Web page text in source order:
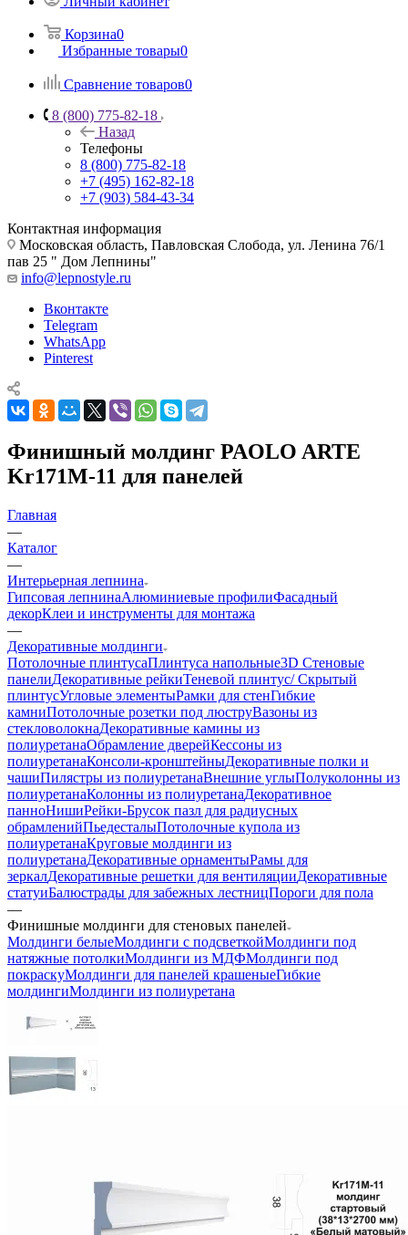
Корзина0
Избранные товары0
Сравнение товаров0
8 (800) 775-82-18
Назад
Телефоны
8 (800) 775-82-18
+7 (495) 162-82-18
+7 (903) 584-43-34
Контактная информация
Московская область, Павловская Слобода, ул. Ленина 76/1
пав 25 " Дом Лепнины"
info@lepnostyle.ru
Вконтакте
Telegram
WhatsApp
Pinterest
Финишный молдинг PAOLO ARTE
Kr171M-11 для панелей
Главная
—
Каталог
—
Интерьерная лепнина
Гипсовая лепнинаАлюминиевые профилиФасадный
декорКлеи и инструменты для монтажа
—
Декоративные молдинги
Потолочные плинтусаПлинтуса напольные3D Стеновые
панелиДекоративные рейкиТеневой плинтус/ Скрытый
плинтусУгловые элементыРамки для стенГибкие
камниПотолочные розетки под люструВазоны из
стекловолокнаДекоративные камины из
полиуретанаОбрамление дверейКессоны из
полиуретанаКонсоли-кронштейныДекоративные полки и
чашиПилястры из полиуретанаВнешние углыПолуколонны из
полиуретанаКолонны из полиуретанаДекоративное
панноНишиРейки-Брусок пазл для радиусных
обрамленийПьедесталыПотолочные купола из
полиуретанаКруговые молдинги из
полиуретанаДекоративные орнаментыРамы для
зеркалДекоративные решетки для вентиляцииДекоративные
статуиБалюстрады для забежных лестницПороги для пола
—
Финишные молдинги для стеновых панелей
Молдинги белыеМолдинги с подсветкойМолдинги под
натяжные потолкиМолдинги из МДФМолдинги под
покраскуМолдинги для панелей крашеныеГибкие
молдингиМолдинги из полиуретана